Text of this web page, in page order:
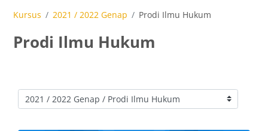
Kursus 2021 / 2022 Genap Prodi Ilmu Hukum
Prodi Ilmu Hukum
Kategori kursus